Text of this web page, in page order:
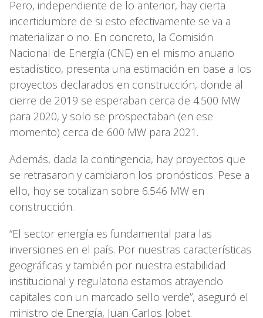
Pero, independiente de lo anterior, hay cierta
incertidumbre de si esto efectivamente se va a
materializar o no. En concreto, la Comisión
Nacional de Energía (CNE) en el mismo anuario
estadístico, presenta una estimación en base a los
proyectos declarados en construcción, donde al
cierre de 2019 se esperaban cerca de 4.500 MW
para 2020, y solo se prospectaban (en ese
momento) cerca de 600 MW para 2021.
Además, dada la contingencia, hay proyectos que
se retrasaron y cambiaron los pronósticos. Pese a
ello, hoy se totalizan sobre 6.546 MW en
construcción.
“El sector energía es fundamental para las
inversiones en el país. Por nuestras características
geográficas y también por nuestra estabilidad
institucional y regulatoria estamos atrayendo
capitales con un marcado sello verde”, aseguró el
ministro de Energía, Juan Carlos Jobet.